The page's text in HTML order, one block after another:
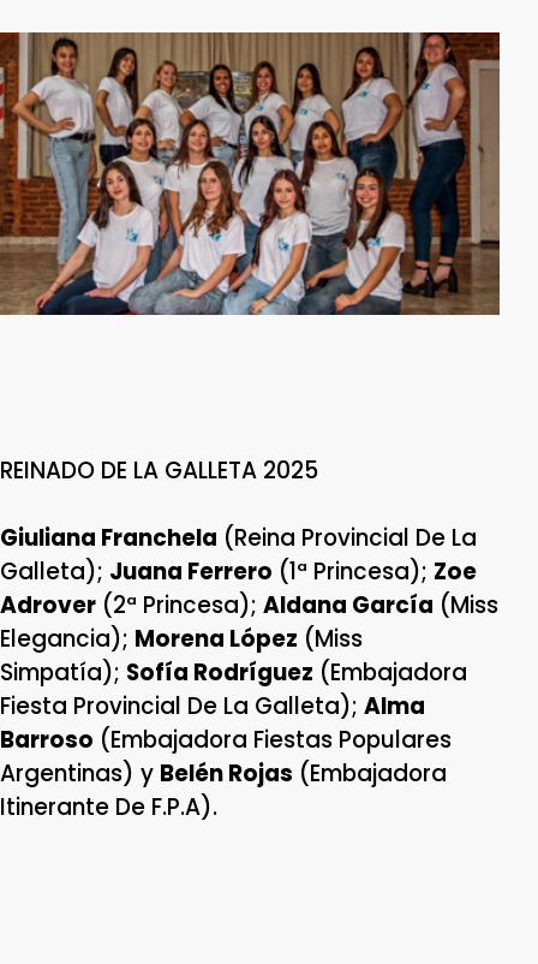
REINADO DE LA GALLETA 2025
Giuliana Franchela (Reina Provincial De La
Galleta); Juana Ferrero (1ª Princesa); Zoe
Adrover (2ª Princesa); Aldana García (Miss
Elegancia); Morena López (Miss
Simpatía); Sofía Rodríguez (Embajadora
Fiesta Provincial De La Galleta); Alma
Barroso (Embajadora Fiestas Populares
Argentinas) y Belén Rojas (Embajadora
Itinerante De F.P.A).